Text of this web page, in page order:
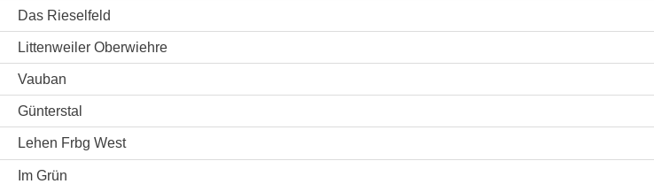
Das Rieselfeld
Littenweiler Oberwiehre
Vauban
Günterstal
Lehen Frbg West
Im Grün